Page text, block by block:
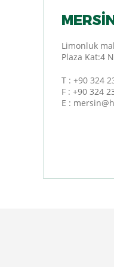
Limonluk
Plaza Kat:4
T : +90 324
F : +90 324
E :